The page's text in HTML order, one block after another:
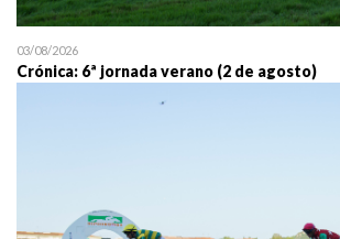
03/08/2026
Crónica: 6ª jornada verano (2 de agosto)